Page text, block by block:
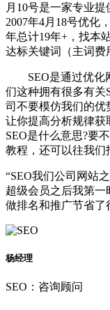
月10号是一家专业提
2007年4月18号优化
年总计19年+，找本
达标关键词（主词费
SEO是通过优
们这种拥有很多有关
司不要模仿我们的优
让你提高分析规律获
SEO是什么意思?要
教程，还可以往我们
“SEO我们公司网站
超级会员之后我第一
做排名和推广节省了
杨经理
SEO：咨询顾问